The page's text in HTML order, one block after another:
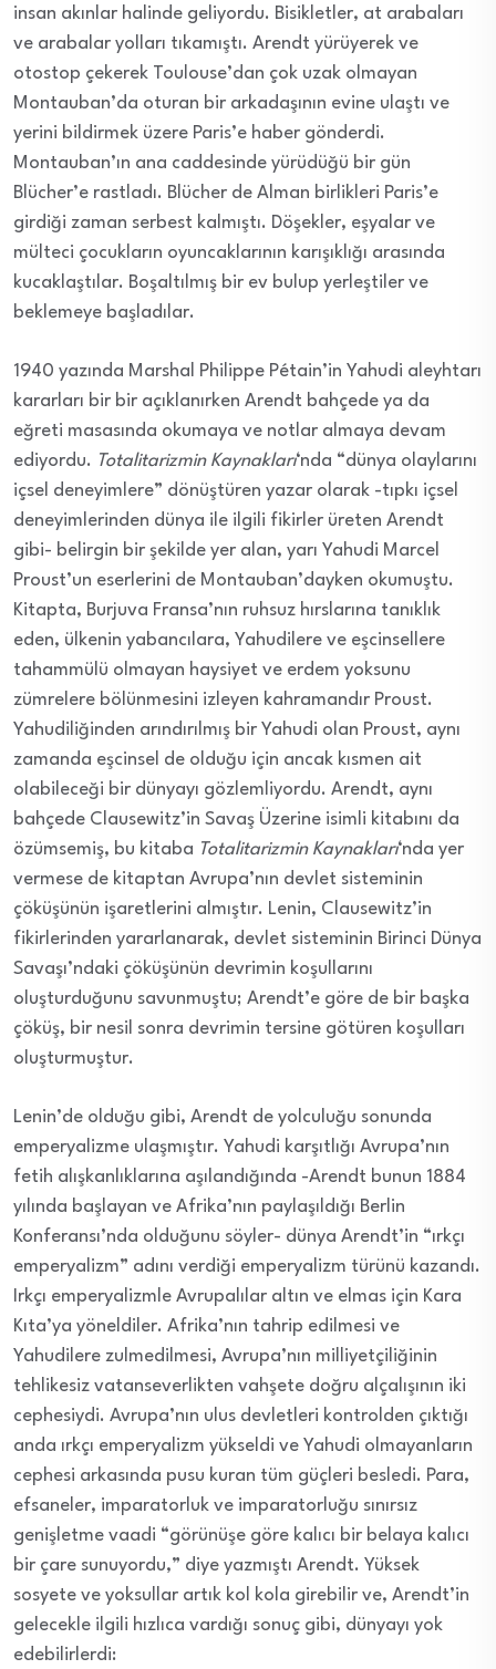
insan akınlar halinde geliyordu. Bisikletler, at arabaları
ve arabalar yolları tıkamıştı. Arendt yürüyerek ve
otostop çekerek Toulouse’dan çok uzak olmayan
Montauban’da oturan bir arkadaşının evine ulaştı ve
yerini bildirmek üzere Paris’e haber gönderdi.
Montauban’ın ana caddesinde yürüdüğü bir gün
Blücher’e rastladı. Blücher de Alman birlikleri Paris’e
girdiği zaman serbest kalmıştı. Döşekler, eşyalar ve
mülteci çocukların oyuncaklarının karışıklığı arasında
kucaklaştılar. Boşaltılmış bir ev bulup yerleştiler ve
beklemeye başladılar.
1940 yazında Marshal Philippe Pétain’in Yahudi aleyhtarı
kararları bir bir açıklanırken Arendt bahçede ya da
eğreti masasında okumaya ve notlar almaya devam
ediyordu. Totalitarizmin Kaynakları‘nda “dünya olaylarını
içsel deneyimlere” dönüştüren yazar olarak -tıpkı içsel
deneyimlerinden dünya ile ilgili fikirler üreten Arendt
gibi- belirgin bir şekilde yer alan, yarı Yahudi Marcel
Proust’un eserlerini de Montauban’dayken okumuştu.
Kitapta, Burjuva Fransa’nın ruhsuz hırslarına tanıklık
eden, ülkenin yabancılara, Yahudilere ve eşcinsellere
tahammülü olmayan haysiyet ve erdem yoksunu
zümrelere bölünmesini izleyen kahramandır Proust.
Yahudiliğinden arındırılmış bir Yahudi olan Proust, aynı
zamanda eşcinsel de olduğu için ancak kısmen ait
olabileceği bir dünyayı gözlemliyordu. Arendt, aynı
bahçede Clausewitz’in Savaş Üzerine isimli kitabını da
özümsemiş, bu kitaba Totalitarizmin Kaynakları‘nda yer
vermese de kitaptan Avrupa’nın devlet sisteminin
çöküşünün işaretlerini almıştır. Lenin, Clausewitz’in
fikirlerinden yararlanarak, devlet sisteminin Birinci Dünya
Savaşı’ndaki çöküşünün devrimin koşullarını
oluşturduğunu savunmuştu; Arendt’e göre de bir başka
çöküş, bir nesil sonra devrimin tersine götüren koşulları
oluşturmuştur.
Lenin’de olduğu gibi, Arendt de yolculuğu sonunda
emperyalizme ulaşmıştır. Yahudi karşıtlığı Avrupa’nın
fetih alışkanlıklarına aşılandığında -Arendt bunun 1884
yılında başlayan ve Afrika’nın paylaşıldığı Berlin
Konferansı’nda olduğunu söyler- dünya Arendt’in “ırkçı
emperyalizm” adını verdiği emperyalizm türünü kazandı.
Irkçı emperyalizmle Avrupalılar altın ve elmas için Kara
Kıta’ya yöneldiler. Afrika’nın tahrip edilmesi ve
Yahudilere zulmedilmesi, Avrupa’nın milliyetçiliğinin
tehlikesiz vatanseverlikten vahşete doğru alçalışının iki
cephesiydi. Avrupa’nın ulus devletleri kontrolden çıktığı
anda ırkçı emperyalizm yükseldi ve Yahudi olmayanların
cephesi arkasında pusu kuran tüm güçleri besledi. Para,
efsaneler, imparatorluk ve imparatorluğu sınırsız
genişletme vaadi “görünüşe göre kalıcı bir belaya kalıcı
bir çare sunuyordu,” diye yazmıştı Arendt. Yüksek
sosyete ve yoksullar artık kol kola girebilir ve, Arendt’in
gelecekle ilgili hızlıca vardığı sonuç gibi, dünyayı yok
edebilirlerdi: